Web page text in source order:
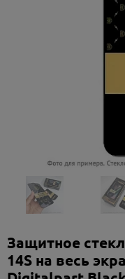
Защитное
14S на весь